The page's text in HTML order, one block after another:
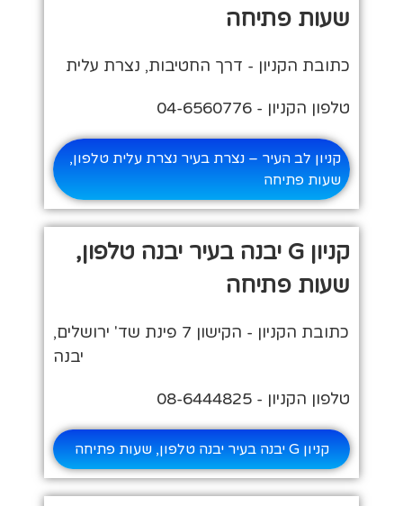
שעות פתיחה
כתובת הקניון - דרך החטיבות, נצרת עלית
טלפון הקניון - 04-6560776
קניון לב העיר – נצרת בעיר נצרת עלית טלפון,
שעות פתיחה
קניון G יבנה בעיר יבנה טלפון,
שעות פתיחה
כתובת הקניון - הקישון 7 פינת שד' ירושלים‏,
יבנה
טלפון הקניון - 08-6444825‏
קניון G יבנה בעיר יבנה טלפון, שעות פתיחה